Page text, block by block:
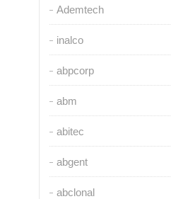
Ademtech
inalco
abpcorp
abm
abitec
abgent
abclonal